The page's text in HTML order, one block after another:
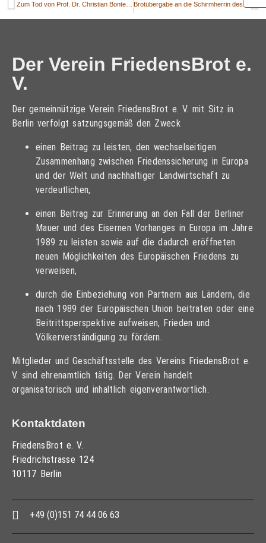
Brotübergabe an die Schirmherrin des Projektes FriedensBrot
Der Verein FriedensBrot e.
V.
Der gemeinnützige Verein FriedensBrot e. V. mit Sitz in
Berlin verfolgt satzungsgemäß den Zweck
einen Beitrag zu leisten, den wechselseitigen
Zusammenhang zwischen Friedenssicherung in Europa
und der Welt und nachhaltiger Landwirtschaft zu
verdeutlichen,
einen Beitrag zur Erinnerung an den Fall der Berliner
Mauer und des Eisernen Vorhanges in Europa im Jahre
1989 zu leisten sowie auf die dadurch eröffneten
neuen Möglichkeiten des Europäischen Friedens zu
verweisen,
durch die Einbeziehung von Partnern aus Ländern, die
nach 1989 der Europäischen Union beitraten oder eine
Beitrittsperspektive aufweisen, Frieden und
Völkerverständigung zu fördern.
Mitglieder und Geschäftsstelle des Vereins FriedensBrot e.
V. sind ehrenamtlich tätig. Der Verein handelt
organisatorisch und inhaltlich eigenverantwortlich.
Kontaktdaten
FriedensBrot e. V.
Friedrichstrasse 124
10117 Berlin
+49 (0)151 74 44 06 63